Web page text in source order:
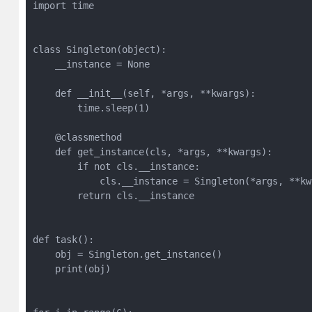
import time
class Singleton(object):
    __instance = None
    def __init__(self, *args, **kwargs):
        time.sleep(1)
    @classmethod
    def get_instance(cls, *args, **kwargs):
        if not cls.__instance:
cls.__instance = Singleton(*args,
        return cls.__instance
def task():
    obj = Singleton.get_instance()
    print(obj)